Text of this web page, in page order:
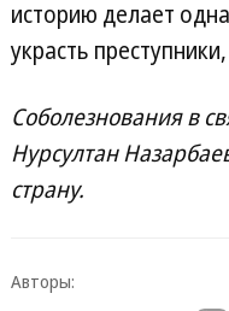
историю делает
украсть
Соболезнования в
Нурсултан
страну.
Авторы: